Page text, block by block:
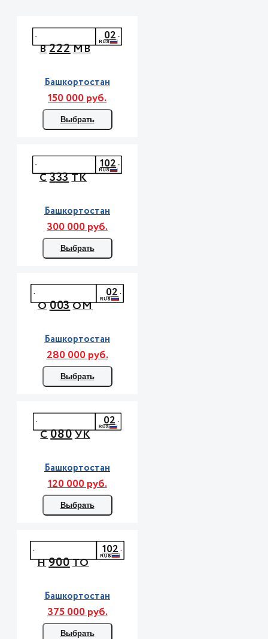
В222МВ
02
Башкортостан
150 000 руб.
Выбрать
С333ТК
102
Башкортостан
300 000 руб.
Выбрать
О003ОМ
02
Башкортостан
280 000 руб.
Выбрать
С080УК
02
Башкортостан
120 000 руб.
Выбрать
Н900ТО
102
Башкортостан
375 000 руб.
Выбрать